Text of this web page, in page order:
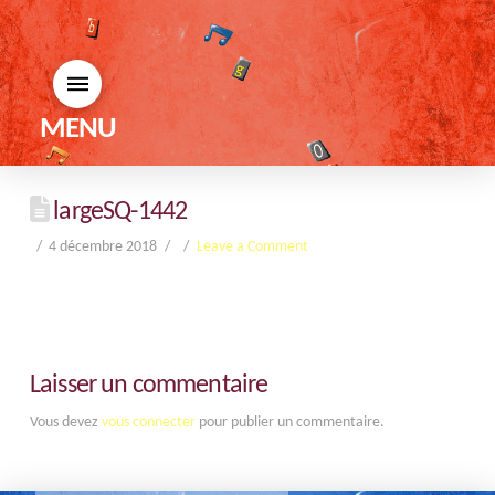
MENU
largeSQ-1442
4 décembre 2018 Leave a Comment
Laisser un commentaire
Vous devez vous connecterpour publier un commentaire.